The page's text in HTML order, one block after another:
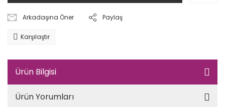
Arkadaşına Öner Paylaş
Karşılaştır
Ürün Bilgisi
Ürün Yorumları